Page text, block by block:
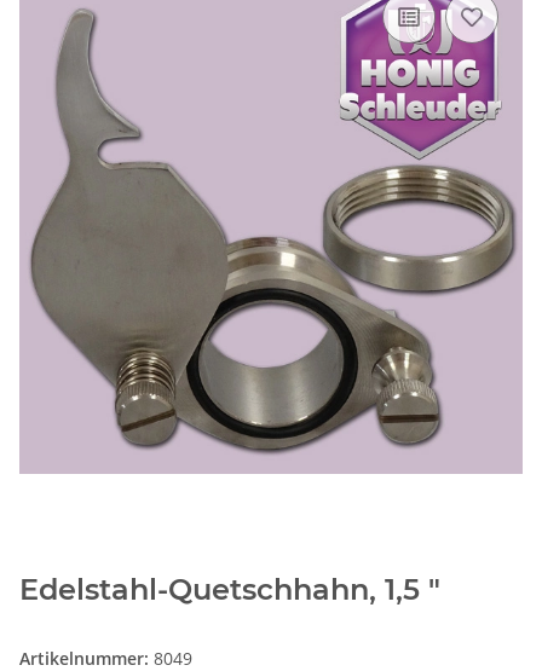
Edelstahl-Quetschhahn, 1,5 "
Artikelnummer: 8049